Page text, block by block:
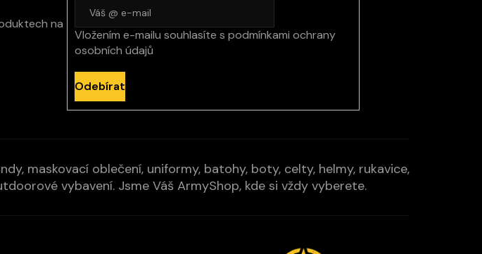
na
Vložením e-mailu souhlasíte s podmínkami ochrany
osobních údajů
Odebírat
maskovací oblečení, uniformy, batohy, boty, celty, helmy, rukavice,
vybavení. Jsme Váš ArmyShop, kde si vždy vyberete.